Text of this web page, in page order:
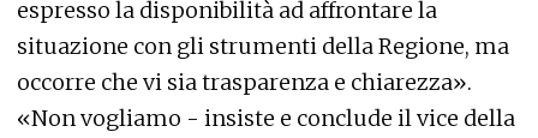
espresso la disponibilità ad affrontare la
situazione con gli strumenti della Regione, ma
occorre che vi sia trasparenza e chiarezza».
«Non vogliamo - insiste e conclude il vice della